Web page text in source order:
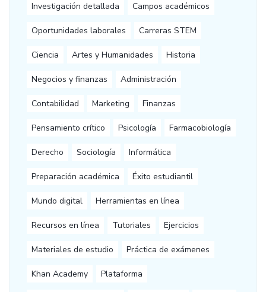
Investigación detallada Campos académicos
Oportunidades laborales Carreras STEM
Ciencia Artes y Humanidades Historia
Negocios y finanzas Administración
Contabilidad Marketing Finanzas
Pensamiento crítico Psicología Farmacobiología
Derecho Sociología Informática
Preparación académica Éxito estudiantil
Mundo digital Herramientas en línea
Recursos en línea Tutoriales Ejercicios
Materiales de estudio Práctica de exámenes
Khan Academy Plataforma